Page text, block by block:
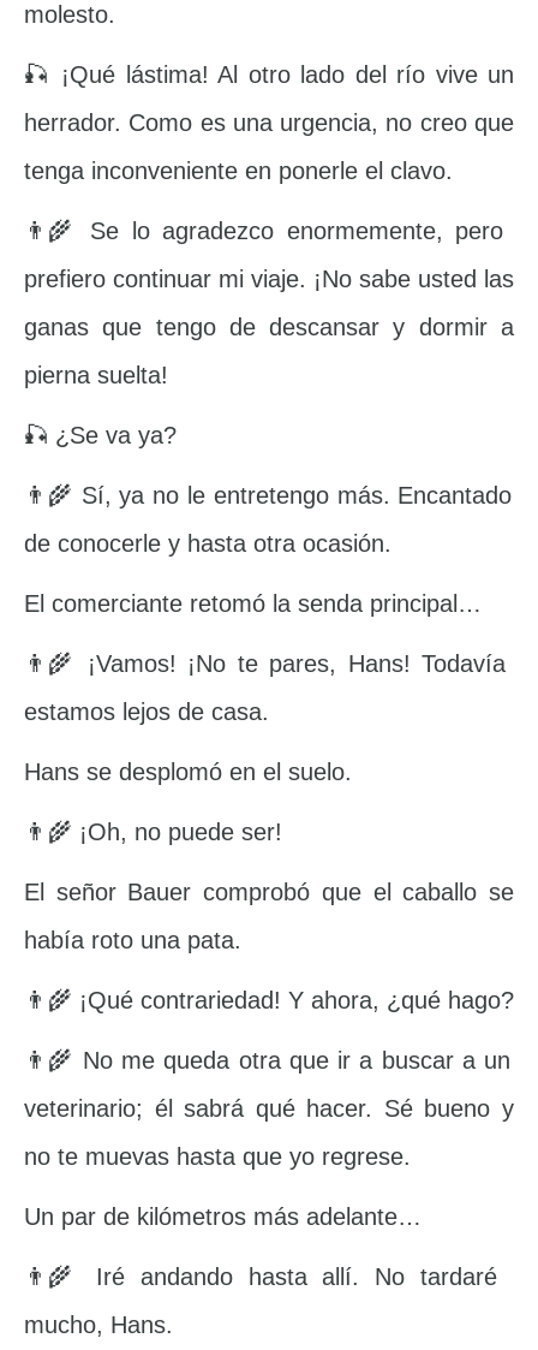
molesto.
🎣 ¡Qué lástima! Al otro lado del río vive un
herrador. Como es una urgencia, no creo que
tenga inconveniente en ponerle el clavo.
👨‍🌾 Se lo agradezco enormemente, pero
prefiero continuar mi viaje. ¡No sabe usted las
ganas que tengo de descansar y dormir a
pierna suelta!
🎣 ¿Se va ya?
👨‍🌾 Sí, ya no le entretengo más. Encantado
de conocerle y hasta otra ocasión.
El comerciante retomó la senda principal…
👨‍🌾 ¡Vamos! ¡No te pares, Hans! Todavía
estamos lejos de casa.
Hans se desplomó en el suelo.
👨‍🌾 ¡Oh, no puede ser!
El señor Bauer comprobó que el caballo se
había roto una pata.
👨‍🌾 ¡Qué contrariedad! Y ahora, ¿qué hago?
👨‍🌾 No me queda otra que ir a buscar a un
veterinario; él sabrá qué hacer. Sé bueno y
no te muevas hasta que yo regrese.
Un par de kilómetros más adelante…
👨‍🌾 Iré andando hasta allí. No tardaré
mucho, Hans.